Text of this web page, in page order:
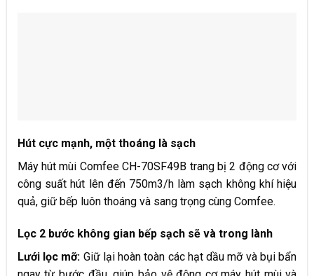
Hút cực mạnh, ​một thoáng là sạch​
Máy hút mùi Comfee CH-70SF49B trang bị 2 động cơ với
công suất hút lên đến 750m3/h​ làm sạch không khí hiệu
quả, giữ bếp luôn thoáng và sang trọng cùng Comfee.
Lọc 2 bước không gian bếp sạch sẽ và trong lành
Lưới lọc mỡ: Giữ lại hoàn toàn các hạt dầu mỡ và bụi bẩn